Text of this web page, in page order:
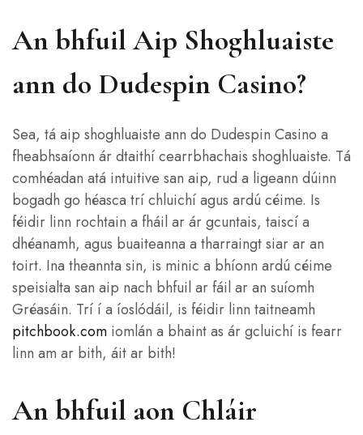
An bhfuil Aip Shoghluaiste
ann do Dudespin Casino?
Sea, tá aip shoghluaiste ann do Dudespin Casino a
fheabhsaíonn ár dtaithí cearrbhachais shoghluaiste. Tá
comhéadan atá intuitive san aip, rud a ligeann dúinn
bogadh go héasca trí chluichí agus ardú céime. Is
féidir linn rochtain a fháil ar ár gcuntais, taiscí a
dhéanamh, agus buaiteanna a tharraingt siar ar an
toirt. Ina theannta sin, is minic a bhíonn ardú céime
speisialta san aip nach bhfuil ar fáil ar an suíomh
Gréasáin. Trí í a íoslódáil, is féidir linn taitneamh
pitchbook.com iomlán a bhaint as ár gcluichí is fearr
linn am ar bith, áit ar bith!
An bhfuil aon Chláir